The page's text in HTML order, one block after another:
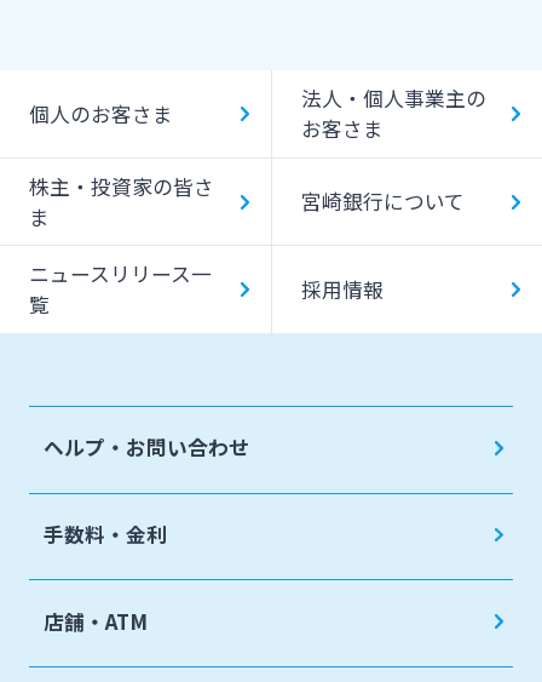
個人のお客さま
法人・個人事業主の
お客さま
株主・投資家の皆さ
ま
宮崎銀行について
ニュースリリース一
覧
採用情報
ヘルプ・お問い合わせ
手数料・金利
店舗・ATM